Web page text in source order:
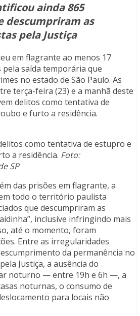
ainda 865
descumpriram as
pela Justiça
em flagrante ao menos 17
saída temporária que
no estado de São Paulo. As
terça-feira (23) e a manhã deste
delitos como tentativa de
e furto a residência.
como tentativa de estupro e
a residência. Foto:
SP
das prisões em flagrante, a
todo o território paulista
que descumpriram as
inclusive infringindo mais
até o momento, foram
Entre as irregularidades
da permanência no
Justiça, a ausência do
noturno — entre 19h e 6h —, a
noturnas, o consumo de
para locais não